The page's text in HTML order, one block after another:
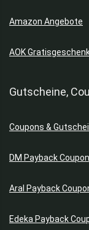
Amazon Angebote
AOK
Gutscheine,
Coupons &
DM Payback
Aral Payback
Edeka Payback